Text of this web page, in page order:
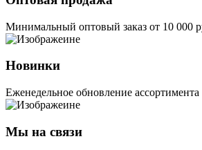
Минимальный оптовый заказ от 10 000
Новинки
Еженедельное обновление ассортимента
Мы на связи